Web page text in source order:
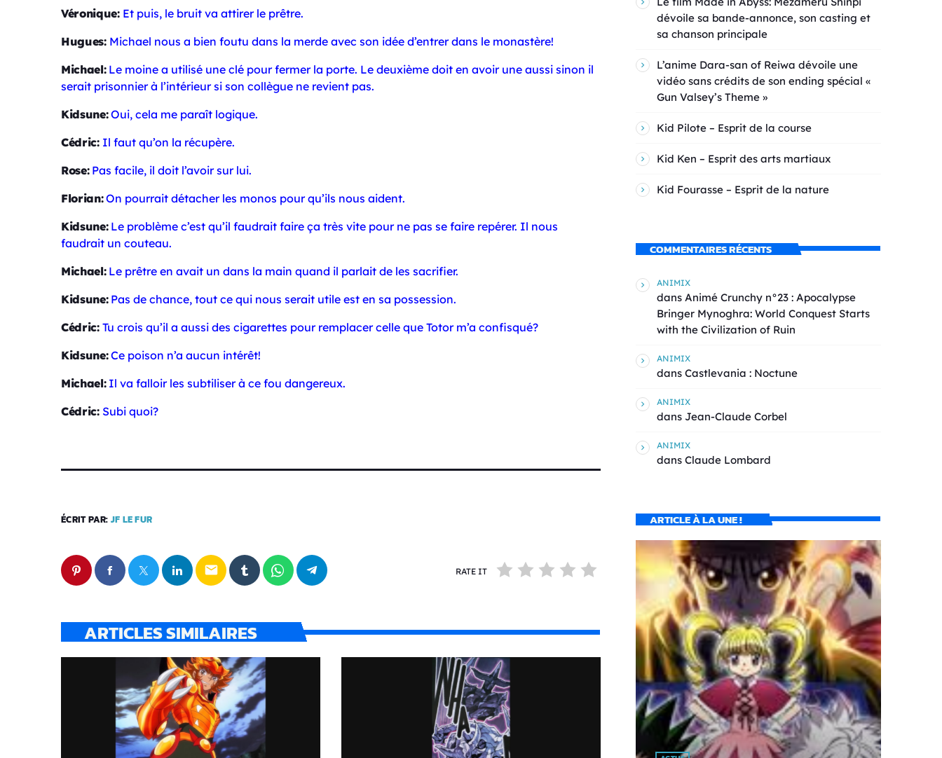
Véronique: Et puis, le bruit va attirer le prêtre.
Hugues: Michael nous a bien foutu dans la merde avec son idée d’entrer dans le monastère!
Michael: Le moine a utilisé une clé pour fermer la porte. Le deuxième doit en avoir une aussi sinon il
serait prisonnier à l’intérieur si son collègue ne revient pas.
Kidsune: Oui, cela me paraît logique.
Cédric: Il faut qu’on la récupère.
Rose: Pas facile, il doit l’avoir sur lui.
Florian: On pourrait détacher les monos pour qu’ils nous aident.
Kidsune: Le problème c’est qu’il faudrait faire ça très vite pour ne pas se faire repérer. Il nous
faudrait un couteau.
Michael: Le prêtre en avait un dans la main quand il parlait de les sacrifier.
Kidsune: Pas de chance, tout ce qui nous serait utile est en sa possession.
Cédric: Tu crois qu’il a aussi des cigarettes pour remplacer celle que Totor m’a confisqué?
Kidsune: Ce poison n’a aucun intérêt!
Michael: Il va falloir les subtiliser à ce fou dangereux.
Cédric:Subi quoi?
ÉCRIT PAR: JF LE FUR
email RATE IT
ARTICLES SIMILAIRES
dévoile sa bande-annonce, son casting et
sa chanson principale
L’anime Dara-san of Reiwa dévoile une
vidéo sans crédits de son ending spécial «
Gun Valsey’s Theme »
Kid Pilote – Esprit de la course
Kid Ken – Esprit des arts martiaux
Kid Fourasse – Esprit de la nature
COMMENTAIRES RÉCENTS
ANIMIX
dans Animé Crunchy n°23 : Apocalypse
Bringer Mynoghra: World Conquest Starts
with the Civilization of Ruin
ANIMIX
dans Castlevania : Noctune
ANIMIX
dans Jean-Claude Corbel
ANIMIX
dans Claude Lombard
ARTICLE À LA UNE !